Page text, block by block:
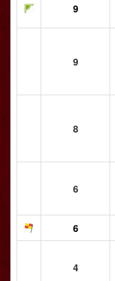
9
9
8
6
6
4